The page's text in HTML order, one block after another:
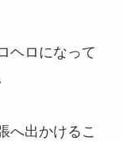
ヘロになって
へ出かけるこ